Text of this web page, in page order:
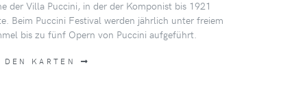
der Villa Puccini, in der der Komponist bis 1921
Beim Puccini Festival werden jährlich unter freiem
bis zu fünf Opern von Puccini aufgeführt.
DEN KARTEN